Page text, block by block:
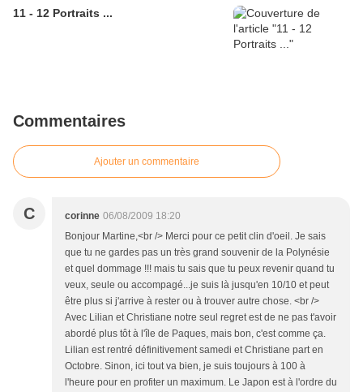
11 - 12 Portraits ...
Commentaires
Ajouter un commentaire
C corinne 06/08/2009 18:20
Bonjour Martine,<br /> Merci pour ce petit clin d'oeil. Je sais
que tu ne gardes pas un très grand souvenir de la Polynésie
et quel dommage !!! mais tu sais que tu peux revenir quand tu
veux, seule ou accompagé...je suis là jusqu'en 10/10 et peut
être plus si j'arrive à rester ou à trouver autre chose. <br />
Avec Lilian et Christiane notre seul regret est de ne pas t'avoir
abordé plus tôt à l'île de Paques, mais bon, c'est comme ça.
Lilian est rentré définitivement samedi et Christiane part en
Octobre. Sinon, ici tout va bien, je suis toujours à 100 à
l'heure pour en profiter un maximum. Le Japon est à l'ordre du